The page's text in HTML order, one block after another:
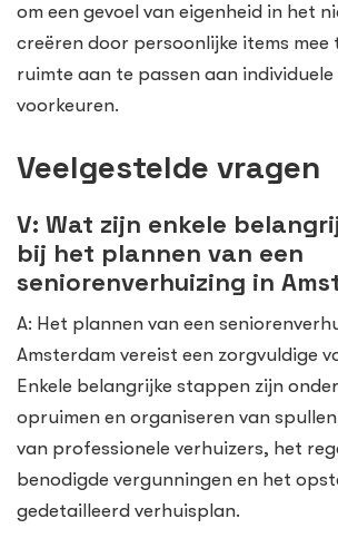
om een gevoel van eigenheid in het
creëren door persoonlijke items mee
ruimte aan te passen aan
voorkeuren.
Veelgestelde vragen
V: Wat zijn enkele
bij het plannen van een
seniorenverhuizing in
A: Het plannen van een
Amsterdam vereist een zorgvuldige
Enkele belangrijke stappen zijn
opruimen en organiseren van
van professionele verhuizers, het
benodigde vergunningen en het
gedetailleerd verhuisplan.